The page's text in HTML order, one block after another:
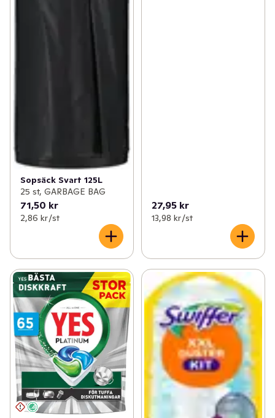
Sopsäck Svart 125L
25 st, GARBAGE BAG
71,50 kr
2,86 kr /st
27,95 kr
13,98 kr /st